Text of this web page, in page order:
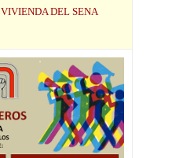
VIVIENDA DEL SENA